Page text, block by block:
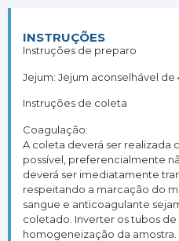
INSTRUÇÕES
Instruções de preparo
Jejum: Jejum aconselhável de
Instruções de coleta
Coagulação:
A coleta deverá ser realizada
possível, preferencialmente
deverá ser imediatamente
respeitando a marcação do
sangue e anticoagulante
coletado. Inverter os tubos de
homogeneização da